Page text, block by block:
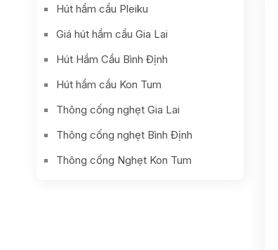
Hút hầm cầu Pleiku
Giá hút hầm cầu Gia Lai
Hút Hầm Cầu Bình Định
Hút hầm cầu Kon Tum
Thông cống nghẹt Gia Lai
Thông cống nghẹt Bình Định
Thông cống Nghẹt Kon Tum